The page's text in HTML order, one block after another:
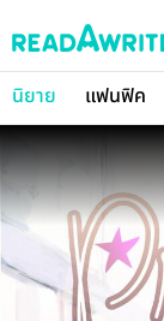
นิยาย แฟนฟิค